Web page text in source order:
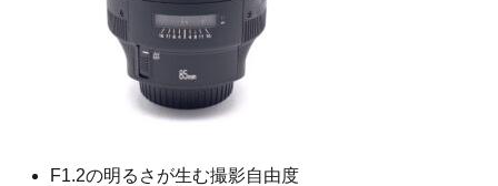
F1.2の明るさが生む撮影自由度